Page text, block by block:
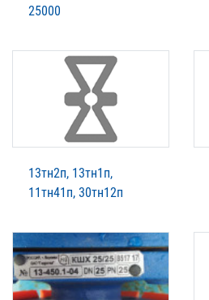
25000
13тн2п, 13тн1п,
11тн41п, 30тн12п